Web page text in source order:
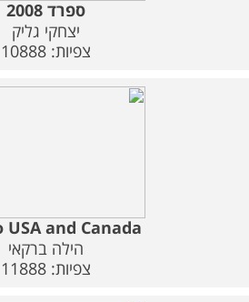
ספרד 2008
יצחקי גליק
צפיות: 10888
and Canada
הילה ברקאי
צפיות: 11888